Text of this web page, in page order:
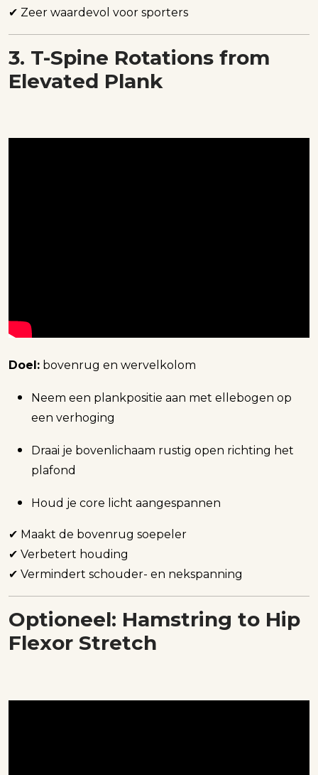
✔ Zeer waardevol voor sporters
3. T-Spine Rotations from
Elevated Plank
Doel: bovenrug en wervelkolom
Neem een plankpositie aan met ellebogen op
een verhoging
Draai je bovenlichaam rustig open richting het
plafond
Houd je core licht aangespannen
✔ Maakt de bovenrug soepeler
✔ Verbetert houding
✔ Vermindert schouder- en nekspanning
Optioneel: Hamstring to Hip
Flexor Stretch